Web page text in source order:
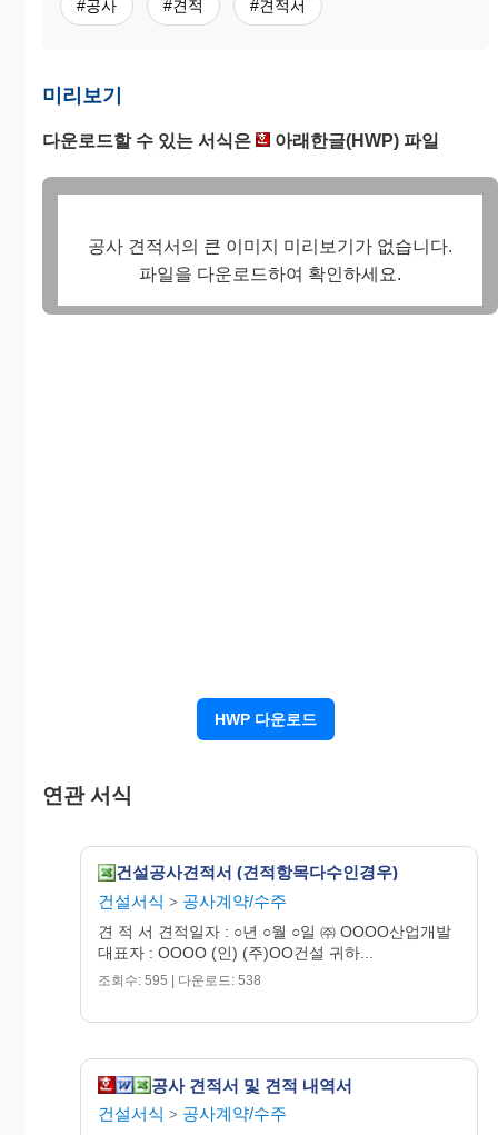
#공사 #견적 #견적서
미리보기
다운로드할 수 있는 서식은 아래한글(HWP) 파일
공사 견적서의 큰 이미지 미리보기가 없습니다.
파일을 다운로드하여 확인하세요.
HWP 다운로드
연관 서식
건설공사견적서 (견적항목다수인경우)
건설서식 > 공사계약/수주
견 적 서 견적일자 : ○년 ○월 ○일 ㈜ OOOO산업개발
대표자 : OOOO (인) (주)OO건설 귀하...
조회수: 595 | 다운로드: 538
공사 견적서 및 견적 내역서
건설서식 > 공사계약/수주